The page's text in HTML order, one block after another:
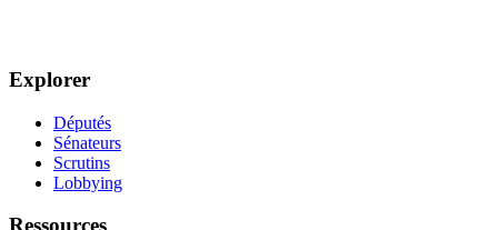
Explorer
Députés
Sénateurs
Scrutins
Lobbying